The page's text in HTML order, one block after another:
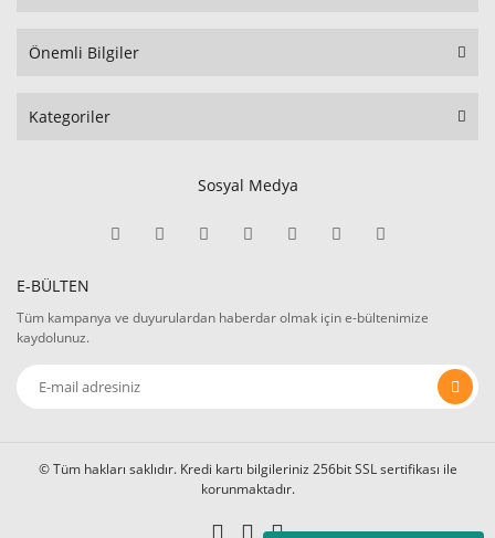
Önemli Bilgiler
Kategoriler
Sosyal Medya
E-BÜLTEN
Tüm kampanya ve duyurulardan haberdar olmak için e-bültenimize
kaydolunuz.
© Tüm hakları saklıdır. Kredi kartı bilgileriniz 256bit SSL sertifikası ile
korunmaktadır.